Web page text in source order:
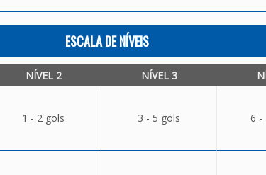
ESCALA DE NÍVEIS
NÍVEL 2 NÍVEL 3
1 - 2 gols 3 - 5 gols 6 -